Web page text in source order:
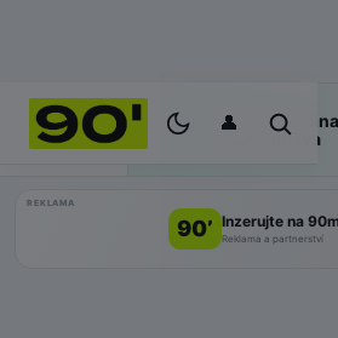
👤
ŽIVĚ 74'
Vysočina
Jihlava
REKLAMA
90’ Inzerujte na
Reklama a partnerství